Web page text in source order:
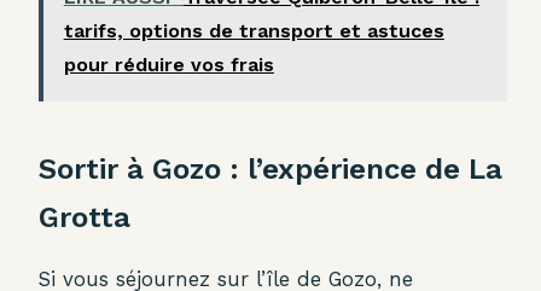
tarifs, options de transport et astuces
pour réduire vos frais
Sortir à Gozo : l’expérience de La
Grotta
Si vous séjournez sur l’île de Gozo, ne